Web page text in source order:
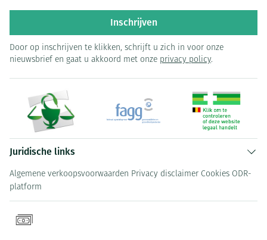
Inschrijven
Door op inschrijven te klikken, schrijft u zich in voor onze
nieuwsbrief en gaat u akkoord met onze privacy policy.
Juridische links
Algemene verkoopsvoorwaarden Privacy disclaimer Cookies ODR-
platform